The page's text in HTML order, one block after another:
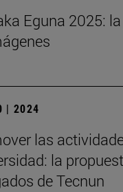
Eguna 2025:
| 2024
las
la
de Tecnun